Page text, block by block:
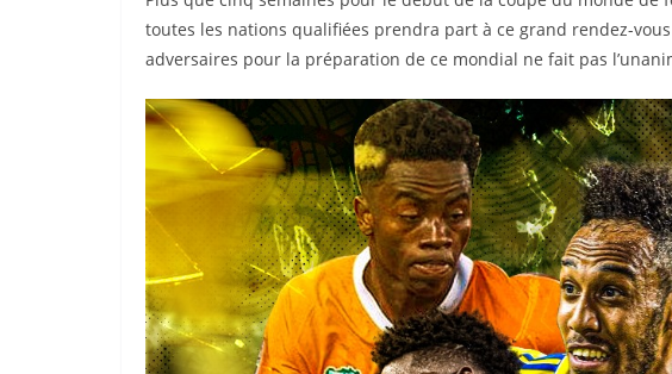
toutes les nations qualifiées prendra part à ce grand rendez-
adversaires pour la préparation de ce mondial ne fait pas